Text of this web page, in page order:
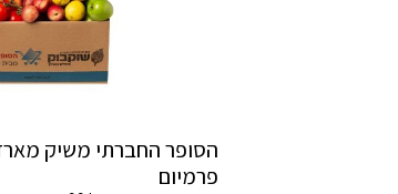
הסופר החברתי משיק
פרמיום